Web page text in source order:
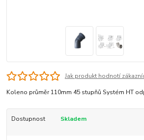
Jak produkt hodnotí
Koleno průměr 110mm 45 stupňů Systém HT
Dostupnost Skladem